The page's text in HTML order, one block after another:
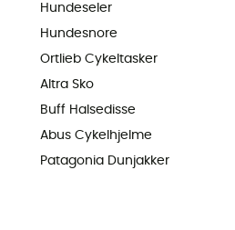
Hundeseler
Hundesnore
Ortlieb Cykeltasker
Altra Sko
Buff Halsedisse
Abus Cykelhjelme
Patagonia Dunjakker